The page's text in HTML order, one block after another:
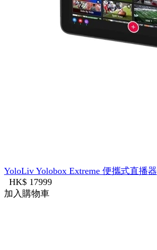
YoloLiv Yolobox Extreme 便攜式直播器
HK$ 17999
加入購物車